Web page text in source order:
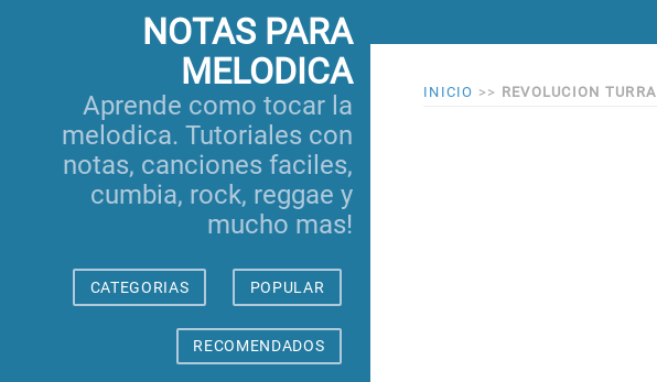
NOTAS PARA
MELODICA
Aprende como tocar la
melodica. Tutoriales con
notas, canciones faciles,
cumbia, rock, reggae y
mucho mas!
CATEGORIAS POPULAR
RECOMENDADOS
INICIO >> REVOLUCION TURRA